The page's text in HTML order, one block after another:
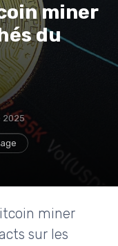
miner
du
2025
miner
sur les